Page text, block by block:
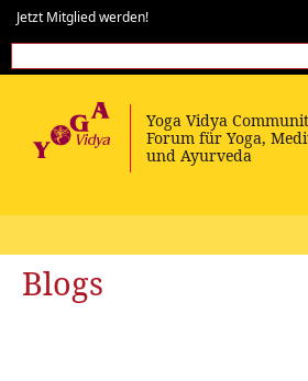
Jetzt Mitglied werden!
Blogs